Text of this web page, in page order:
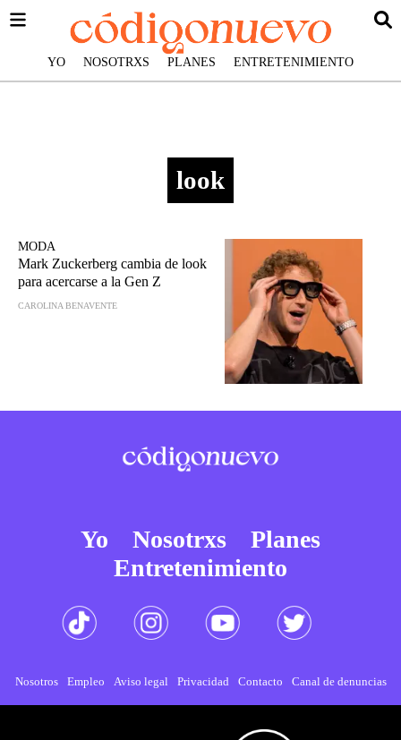
YO NOSOTRXS PLANES ENTRETENIMIENTO
look
MODA
Mark Zuckerberg cambia de look
para acercarse a la Gen Z
CAROLINA BENAVENTE
Yo Nosotrxs
Planes
Entretenimiento
Nosotros Empleo Aviso legal Privacidad Contacto Canal de denuncias